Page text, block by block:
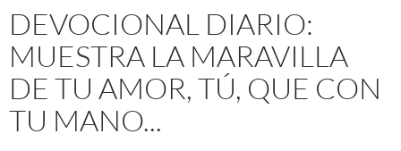
DEVOCIONAL DIARIO:
MUESTRA LA MARAVILLA
DE TU AMOR, TÚ, QUE CON
TU MANO...